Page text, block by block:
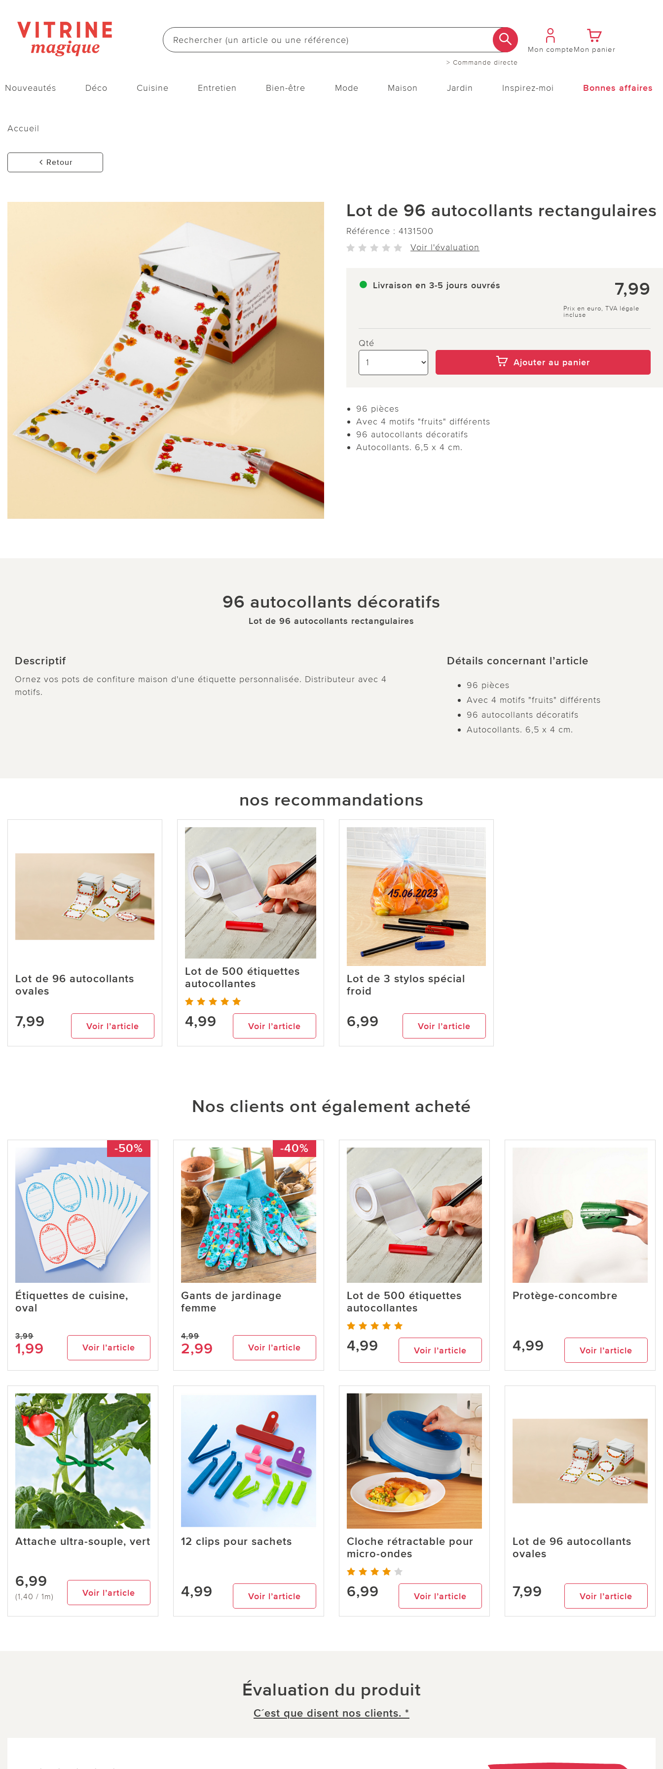
> Commande directe
Mon compteMon panier
Nouveautés Déco Cuisine Entretien Bien-être Mode Maison Jardin Inspirez-moi Bonnes affaires
Accueil
Retour
Lot de 96 autocollants rectangulaires
Référence : 4131500
Voir l'évaluation
Livraison en 3-5 jours ouvrés 7,99
Prix en euro, TVA légale
incluse
Qté
Ajouter au panier
96 pièces
Avec 4 motifs "fruits" différents
96 autocollants décoratifs
Autocollants. 6,5 x 4 cm.
96 autocollants décoratifs
Lot de 96 autocollants rectangulaires
Descriptif
Ornez vos pots de confiture maison d'une étiquette personnalisée. Distributeur avec 4
motifs.
Détails concernant l’article
96 pièces
Avec 4 motifs "fruits" différents
96 autocollants décoratifs
Autocollants. 6,5 x 4 cm.
nos recommandations
Lot de 96 autocollants
ovales
7,99 Voir l’article
Lot de 500 étiquettes
autocollantes
4,99 Voir l’article
Lot de 3 stylos spécial
froid
6,99 Voir l’article
Nos clients ont également acheté
-50%
Étiquettes de cuisine,
oval
3,99
1,99 Voir l’article
-40%
Gants de jardinage
femme
4,99
2,99 Voir l’article
Lot de 500 étiquettes
autocollantes
4,99 Voir l’article
Protège-concombre
4,99 Voir l’article
Attache ultra-souple, vert
6,99
(1,40 / 1m) Voir l’article
12 clips pour sachets
4,99 Voir l’article
Cloche rétractable pour
micro-ondes
6,99 Voir l’article
Lot de 96 autocollants
ovales
7,99 Voir l’article
Évaluation du produit
C´est que disent nos clients. *